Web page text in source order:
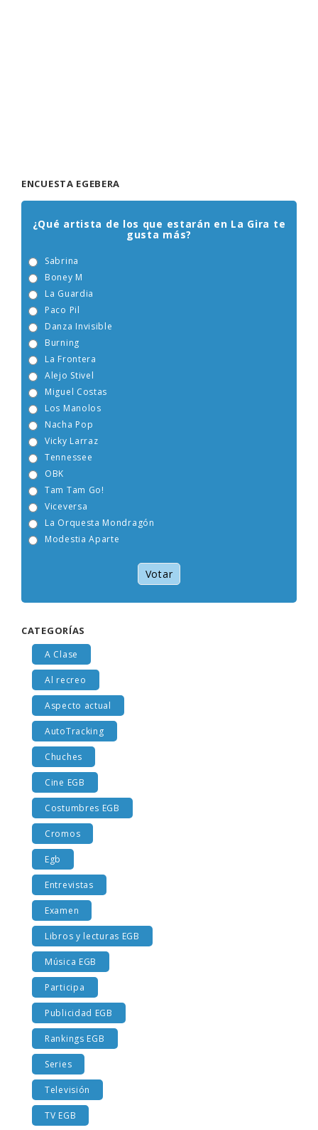
ENCUESTA EGEBERA
¿Qué artista de los que estarán en La Gira te
gusta más?
Boney M
Burning
Alejo Stivel
Miguel Costas
Nacha Pop
Vicky Larraz
La Orquesta Mondragón
Modestia Aparte
Votar
CATEGORÍAS
A Clase
Al recreo
Aspecto actual
AutoTracking
Chuches
Cine EGB
Costumbres EGB
Cromos
Egb
Entrevistas
Examen
Libros y lecturas EGB
Música EGB
Participa
Publicidad EGB
Rankings EGB
Series
Televisión
TV EGB